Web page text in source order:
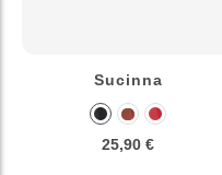
Sucinna
25,90 €